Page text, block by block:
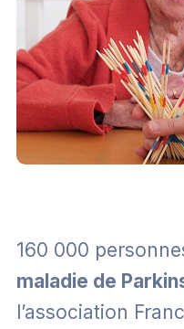
160 000
maladie de
l’association